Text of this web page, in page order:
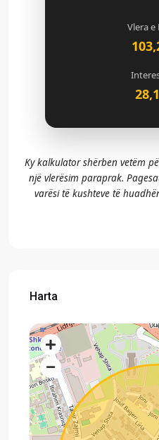
Vlera e
Ky kalkulator shërben vetëm
një vlerësim paraprak.
varësi të kushteve të
Harta